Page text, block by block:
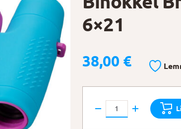
6×21
38,00 €
Binokkel
Bresser